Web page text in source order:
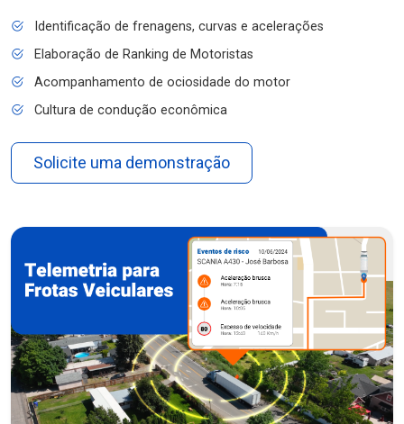
Identificação de frenagens, curvas e acelerações
Elaboração de Ranking de Motoristas
Acompanhamento de ociosidade do motor
Cultura de condução econômica
Solicite uma demonstração